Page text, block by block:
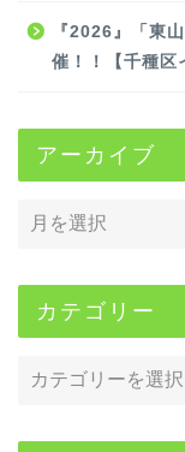
『2026』「東
催！！【千種区
アーカイブ
カテゴリー